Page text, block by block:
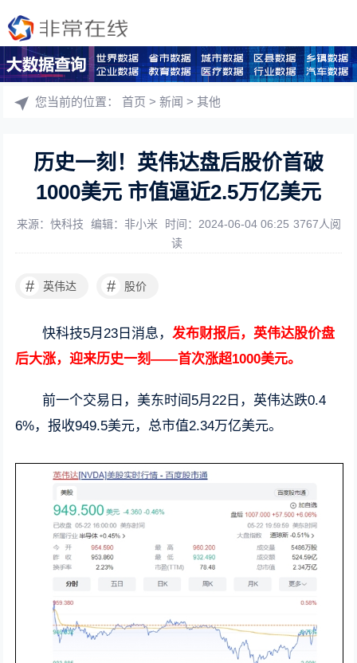
您当前的位置：首页 >新闻 >其他
历史一刻！英伟达盘后股价首破
1000美元 市值逼近2.5万亿美元
来源：快科技 编辑：非小米 时间：2024-06-04 06:25 3767人阅
读
# 英伟达 # 股价
快科技5月23日消息，发布财报后，英伟达股价盘
后大涨，迎来历史一刻——首次涨超1000美元。
前一个交易日，美东时间5月22日，英伟达跌0.4
6%，报收949.5美元，总市值2.34万亿美元。